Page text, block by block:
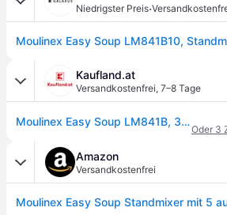
Niedrigster Preis·
Kaufland.at
Versandkostenfrei, 7–8 Tage
Moulinex Easy Soup LM841B, 3 l, Kesselstil, Edelstahl, Grau, Weiß, 40 min, Tasten, Schwarz
Oder 3
Amazon
Versandkostenfrei